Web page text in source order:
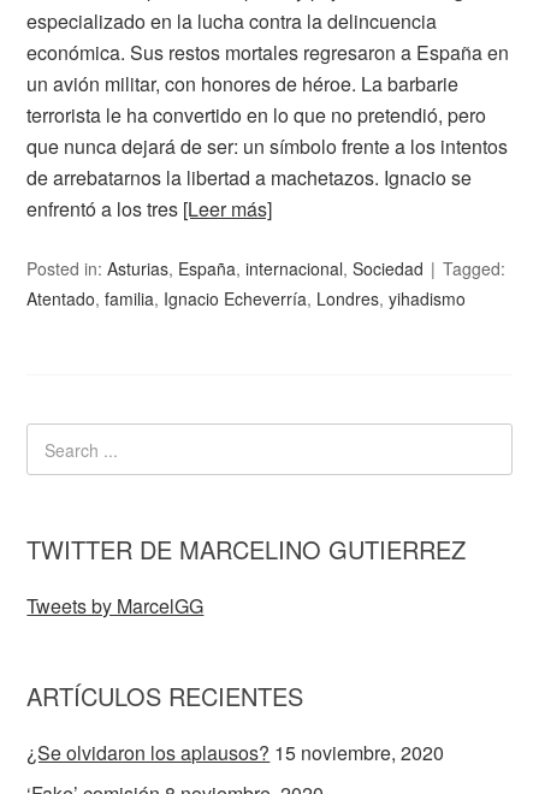
especializado en la lucha contra la delincuencia
económica. Sus restos mortales regresaron a España en
un avión militar, con honores de héroe. La barbarie
terrorista le ha convertido en lo que no pretendió, pero
que nunca dejará de ser: un símbolo frente a los intentos
de arrebatarnos la libertad a machetazos. Ignacio se
enfrentó a los tres [Leer más]
Posted in:Asturias, España,internacional,Sociedad
Tagged:
Atentado,familia, Ignacio Echeverría, Londres,yihadismo
TWITTER DE MARCELINO GUTIERREZ
Tweets by MarcelGG
ARTÍCULOS RECIENTES
¿Se olvidaron los aplausos? 15 noviembre, 2020